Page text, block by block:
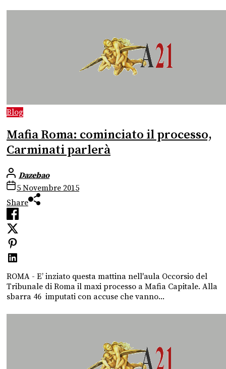
Blog
Mafia Roma: cominciato il processo,
Carminati parlerà
Dazebao
5 Novembre 2015
Share
ROMA - E’ inziato questa mattina nell'aula Occorsio del
Tribunale di Roma il maxi processo a Mafia Capitale. Alla
sbarra 46 imputati con accuse che vanno...